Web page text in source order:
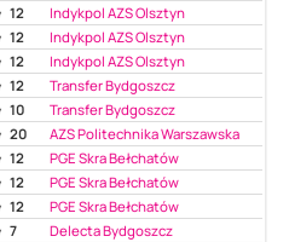
12 Indykpol AZS Olsztyn
12 Indykpol AZS Olsztyn
12 Indykpol AZS Olsztyn
12 Transfer Bydgoszcz
10 Transfer Bydgoszcz
20 AZS Politechnika Warszawska
12 PGE Skra Bełchatów
12 PGE Skra Bełchatów
12 PGE Skra Bełchatów
7 Delecta Bydgoszcz